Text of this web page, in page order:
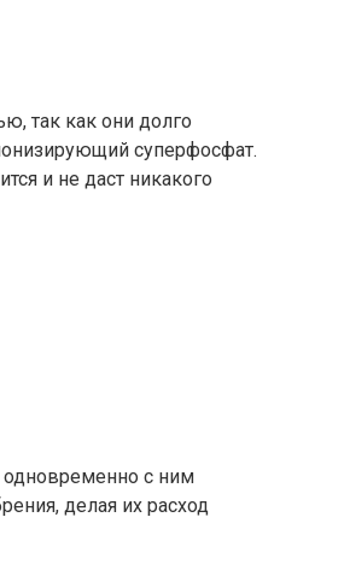
так как они долго
суперфосфат.
и не даст никакого
с ним
делая их расход